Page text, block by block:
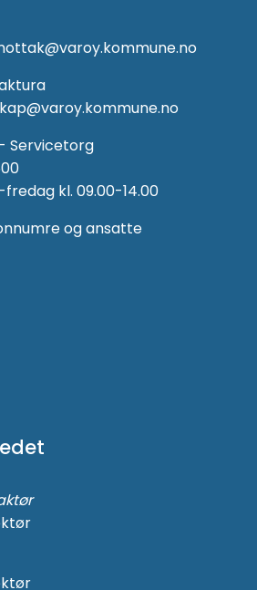
Servicetorg
kl. 09.00-14.00
og ansatte